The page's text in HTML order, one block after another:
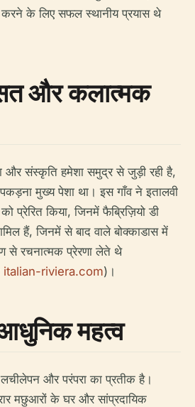
करने के लिए सफल स्थानीय प्रयास थे
और कलात्मक
और संस्कृति हमेशा समुद्र से जुड़ी रही है,
मुख्य पेशा था। इस गाँव ने इतालवी
प्रेरित किया, जिनमें फैब्रिज़ियो डी
हैं, जिनमें से बाद वाले बोक्काडास में
से रचनात्मक प्रेरणा लेते थे
italian-riviera.com)।
महत्व
और परंपरा का प्रतीक है।
मछुआरों के घर और सांप्रदायिक